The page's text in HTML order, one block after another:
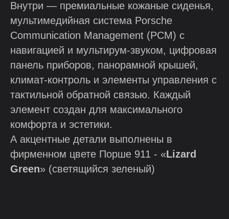
Внутри — премиальные кожаные сиденья,
мультимедийная система Porsche
Communication Management (PCM) с
навигацией и мультирум-звуком, цифровая
панель приборов, панорамной крышей,
климат-контроль и элементы управления с
тактильной обратной связью. Каждый
элемент создан для максимального
комфорта и эстетики.
А акцентные детали выполнены в
фирменном цвете Порше 911 - «Lizard
Green» (светящийся зеленый)